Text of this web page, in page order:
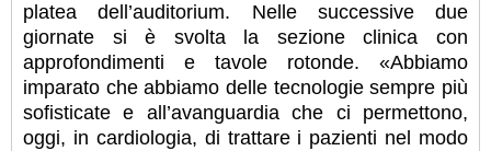
platea dell’auditorium. Nelle successive due
giornate si è svolta la sezione clinica con
approfondimenti e tavole rotonde. «Abbiamo
imparato che abbiamo delle tecnologie sempre più
sofisticate e all’avanguardia che ci permettono,
oggi, in cardiologia, di trattare i pazienti nel modo